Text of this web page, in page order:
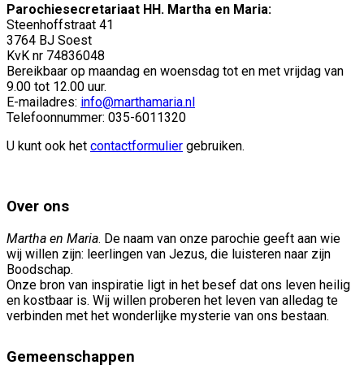
Parochiesecretariaat HH. Martha en Maria:
Steenhoffstraat 41
3764 BJ Soest
KvK nr 74836048
Bereikbaar op maandag en woensdag tot en met vrijdag van
9.00 tot 12.00 uur.
E-mailadres: info@marthamaria.nl
Telefoonnummer: 035-6011320
U kunt ook het contactformulier gebruiken.
Over ons
Martha en Maria. De naam van onze parochie geeft aan wie
wij willen zijn: leerlingen van Jezus, die luisteren naar zijn
Boodschap.
Onze bron van inspiratie ligt in het besef dat ons leven heilig
en kostbaar is. Wij willen proberen het leven van alledag te
verbinden met het wonderlijke mysterie van ons bestaan.
Gemeenschappen